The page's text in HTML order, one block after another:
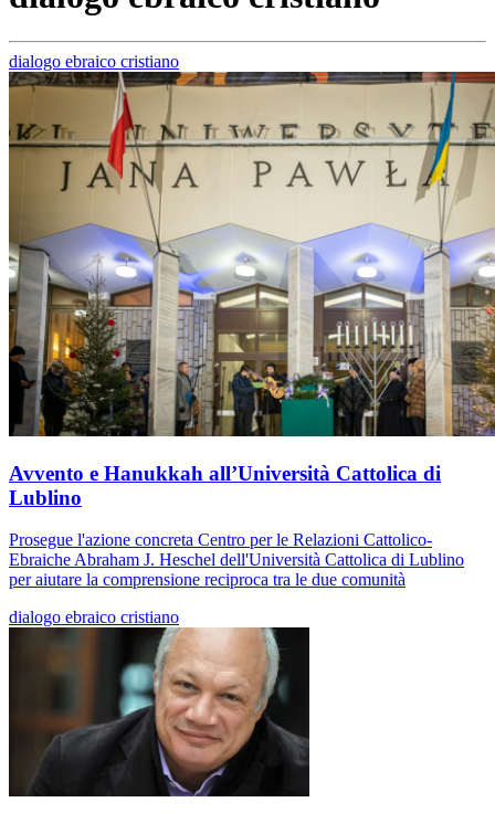
dialogo ebraico cristiano
Avvento e Hanukkah all’Università Cattolica di
Lublino
Prosegue l'azione concreta Centro per le Relazioni Cattolico-
Ebraiche Abraham J. Heschel dell'Università Cattolica di Lublino
per aiutare la comprensione reciproca tra le due comunità
dialogo ebraico cristiano